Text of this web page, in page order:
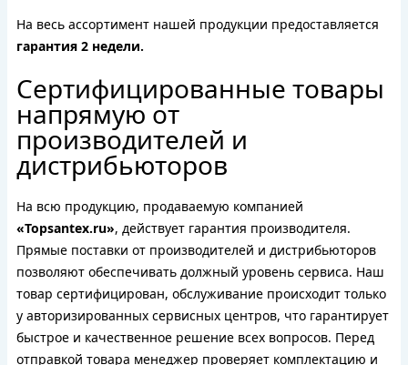
На весь ассортимент нашей продукции предоставляется
гарантия 2 недели.
Сертифицированные товары
напрямую от
производителей и
дистрибьюторов
На всю продукцию, продаваемую компанией
«Topsantex.ru», действует гарантия производителя.
Прямые поставки от производителей и дистрибьюторов
позволяют обеспечивать должный уровень сервиса. Наш
товар сертифицирован, обслуживание происходит только
у авторизированных сервисных центров, что гарантирует
быстрое и качественное решение всех вопросов. Перед
отправкой товара менеджер проверяет комплектацию и